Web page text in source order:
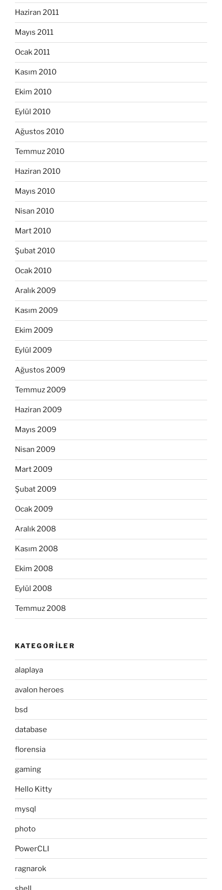
Haziran 2011
Mayıs 2011
Ocak 2011
Kasım 2010
Ekim 2010
Eylül 2010
Ağustos 2010
Temmuz 2010
Haziran 2010
Mayıs 2010
Nisan 2010
Mart 2010
Şubat 2010
Ocak 2010
Aralık 2009
Kasım 2009
Ekim 2009
Eylül 2009
Ağustos 2009
Temmuz 2009
Haziran 2009
Mayıs 2009
Nisan 2009
Mart 2009
Şubat 2009
Ocak 2009
Aralık 2008
Kasım 2008
Ekim 2008
Eylül 2008
Temmuz 2008
KATEGORILER
alaplaya
avalon heroes
bsd
database
florensia
gaming
Hello Kitty
mysql
photo
PowerCLI
ragnarok